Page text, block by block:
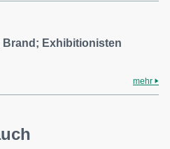
Brand; Exhibitionisten
mehr